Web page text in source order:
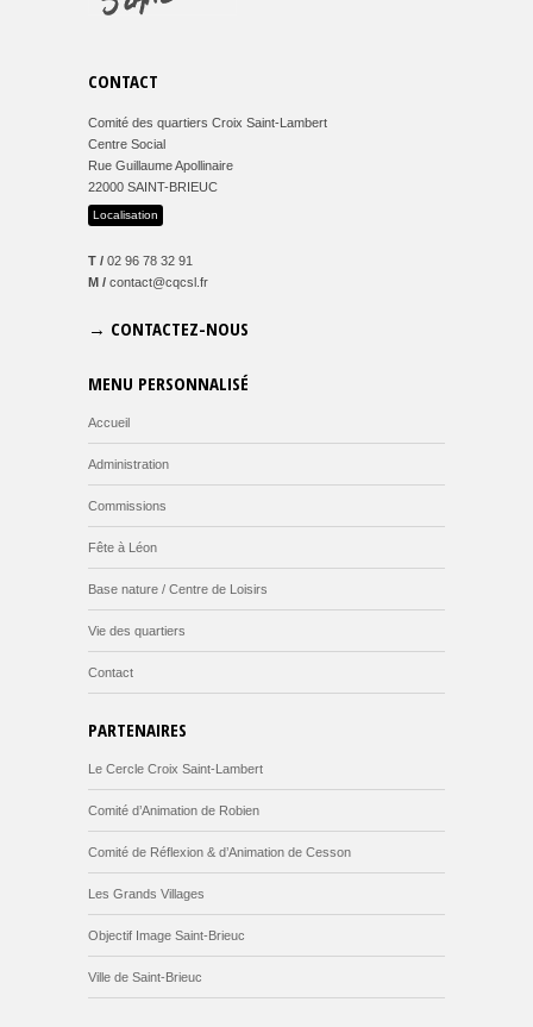
CONTACT
Comité des quartiers Croix Saint-Lambert
Centre Social
Rue Guillaume Apollinaire
22000 SAINT-BRIEUC
Localisation
T / 02 96 78 32 91
M / contact@cqcsl.fr
→ CONTACTEZ-NOUS
MENU PERSONNALISÉ
Accueil
Administration
Commissions
Fête à Léon
Base nature / Centre de Loisirs
Vie des quartiers
Contact
PARTENAIRES
Le Cercle Croix Saint-Lambert
Comité d’Animation de Robien
Comité de Réflexion & d’Animation de Cesson
Les Grands Villages
Objectif Image Saint-Brieuc
Ville de Saint-Brieuc